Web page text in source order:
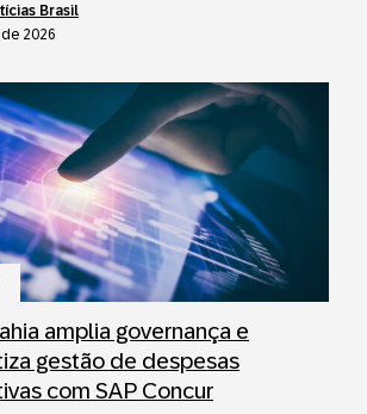
Brasil
2026
amplia governança e
gestão de despesas
com SAP Concur